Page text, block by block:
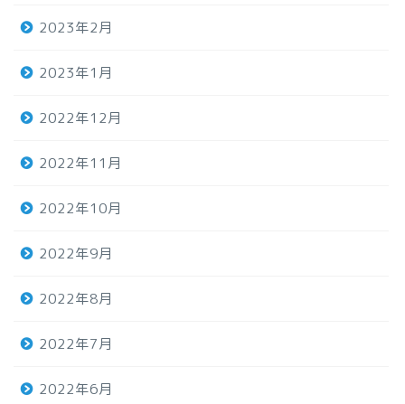
2023年2月
2023年1月
2022年12月
2022年11月
2022年10月
2022年9月
2022年8月
2022年7月
2022年6月